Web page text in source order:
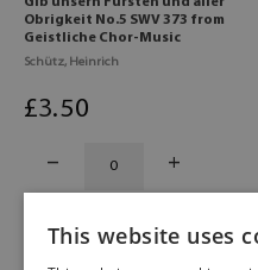
Obrigkeit No.5 SWV 373 from
Geistliche Chor-Music
Schütz, Heinrich
£3.50
This website uses